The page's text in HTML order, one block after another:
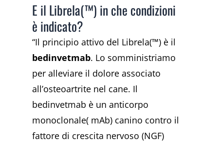
E il Librela(™) in che condizioni
è indicato?
“Il principio attivo del Librela(™) è il
bedinvetmab. Lo somministriamo
per alleviare il dolore associato
all’osteoartrite nel cane. Il
bedinvetmab è un anticorpo
monoclonale( mAb) canino contro il
fattore di crescita nervoso (NGF)